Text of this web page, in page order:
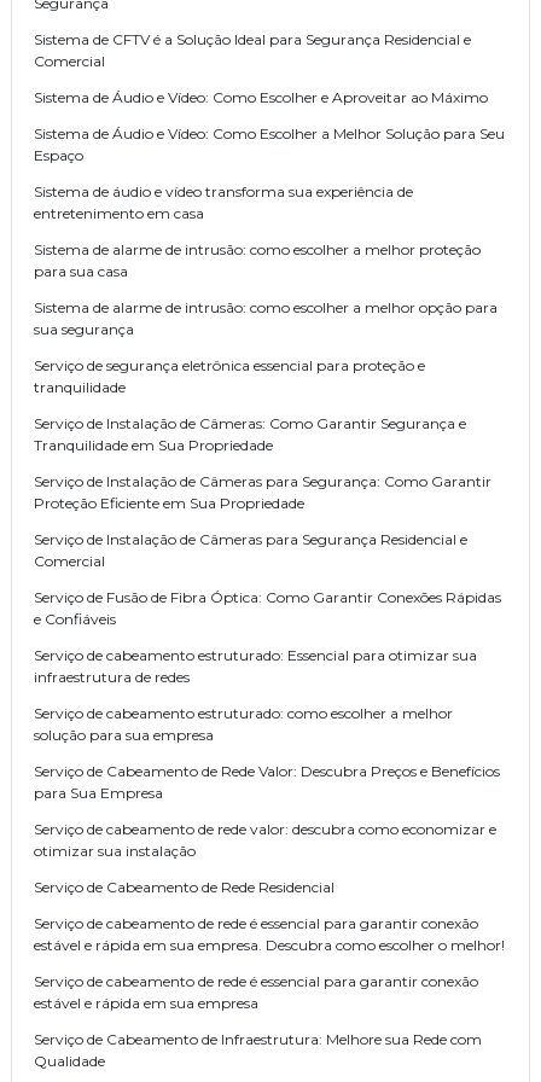
Sistema de CFTV é a Solução Ideal para Segurança Residencial e
Comercial
Sistema de Áudio e Vídeo: Como Escolher e Aproveitar ao Máximo
Sistema de Áudio e Vídeo: Como Escolher a Melhor Solução para Seu
Espaço
Sistema de áudio e vídeo transforma sua experiência de
entretenimento em casa
Sistema de alarme de intrusão: como escolher a melhor proteção
para sua casa
Sistema de alarme de intrusão: como escolher a melhor opção para
sua segurança
Serviço de segurança eletrônica essencial para proteção e
tranquilidade
Serviço de Instalação de Câmeras: Como Garantir Segurança e
Tranquilidade em Sua Propriedade
Serviço de Instalação de Câmeras para Segurança: Como Garantir
Proteção Eficiente em Sua Propriedade
Serviço de Instalação de Câmeras para Segurança Residencial e
Comercial
Serviço de Fusão de Fibra Óptica: Como Garantir Conexões Rápidas
e Confiáveis
Serviço de cabeamento estruturado: Essencial para otimizar sua
infraestrutura de redes
Serviço de cabeamento estruturado: como escolher a melhor
solução para sua empresa
Serviço de Cabeamento de Rede Valor: Descubra Preços e Benefícios
para Sua Empresa
Serviço de cabeamento de rede valor: descubra como economizar e
otimizar sua instalação
Serviço de Cabeamento de Rede Residencial
Serviço de cabeamento de rede é essencial para garantir conexão
estável e rápida em sua empresa. Descubra como escolher o melhor!
Serviço de cabeamento de rede é essencial para garantir conexão
estável e rápida em sua empresa
Serviço de Cabeamento de Infraestrutura: Melhore sua Rede com
Qualidade